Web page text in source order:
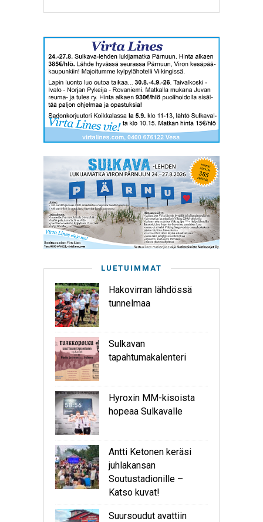
LUETUIMMAT
Hakovirran lähdössä
tunnelmaa
Sulkavan
tapahtumakalenteri
Hyroxin MM-kisoista
hopeaa Sulkavalle
Antti Ketonen keräsi
juhlakansan
Soutustadionille –
Katso kuvat!
Suursoudut avattiin